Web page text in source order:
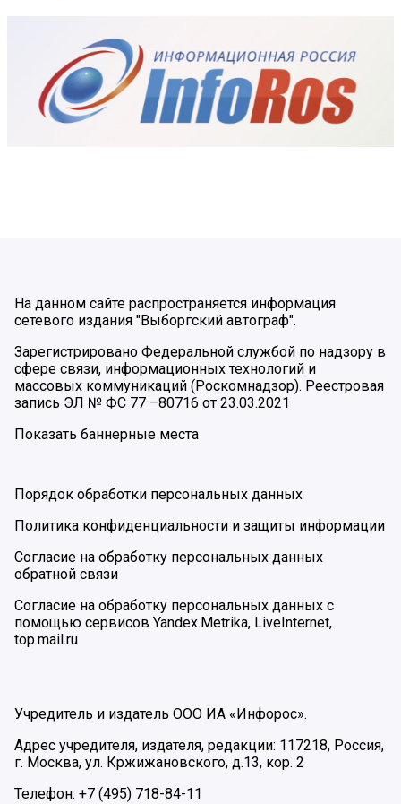
На данном сайте распространяется информация
сетевого издания "Выборгский автограф".
Зарегистрировано Федеральной службой по надзору в
сфере связи, информационных технологий и
массовых коммуникаций (Роскомнадзор). Реестровая
запись ЭЛ № ФС 77 –80716 от 23.03.2021
Показать баннерные места
Порядок обработки персональных данных
Политика конфиденциальности и защиты информации
Согласие на обработку персональных данных
обратной связи
Согласие на обработку персональных данных с
помощью сервисов Yandex.Metrika, LiveInternet,
top.mail.ru
Учредитель и издатель ООО ИА «Инфорос».
Адрес учредителя, издателя, редакции: 117218, Россия,
г. Москва, ул. Кржижановского, д.13, кор. 2
Телефон: +7 (495) 718-84-11